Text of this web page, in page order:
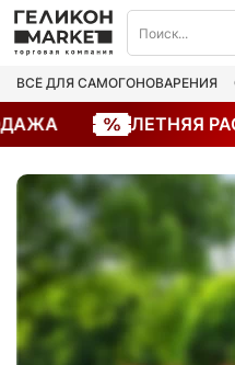
ВСЁ ДЛЯ САМОГОНОВАРЕНИЯ
ЛЕТНЯЯ